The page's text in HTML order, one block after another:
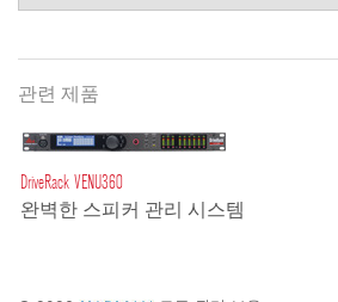
관련 제품
DriveRack VENU360
완벽한 스피커 관리 시스템